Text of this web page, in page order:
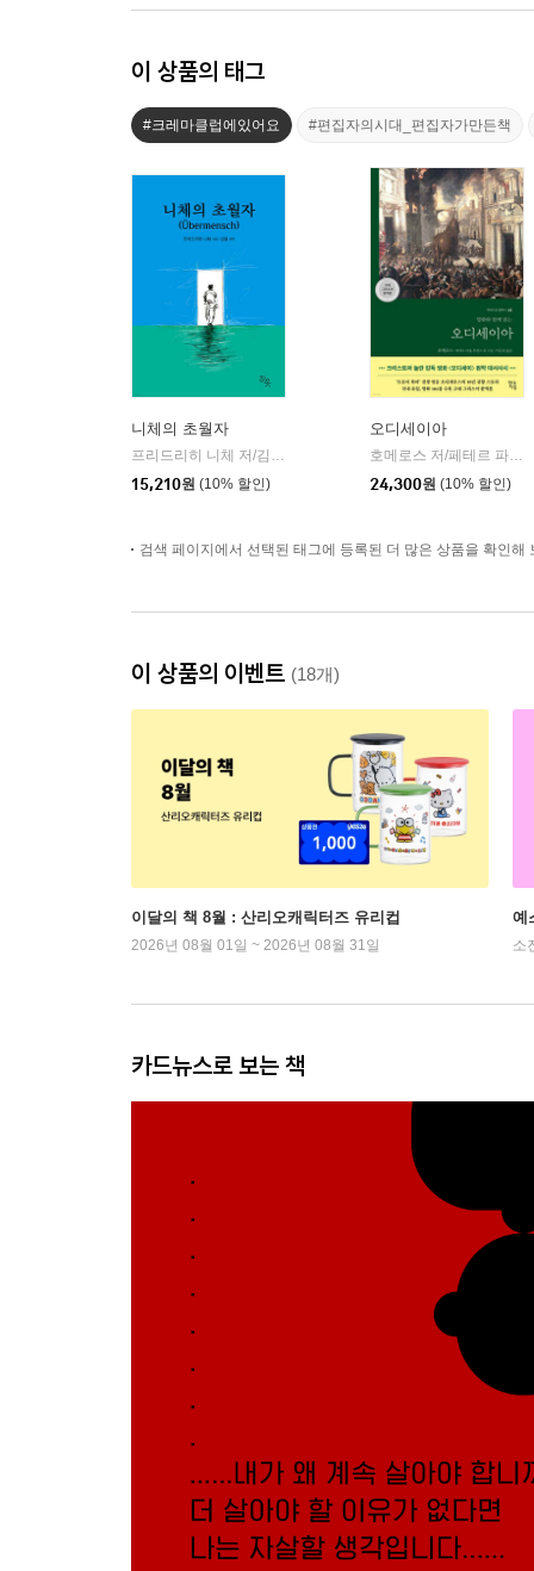
이 상품의 태그
#크레마클럽에있어요 #편집자의시대_편집자가만든책
니체의 초월자
프리드리히 니체 저/김철 편역
15,210원 (10% 할인)
오디세이아
호메로스 저/페테르 파울 루벤스 그림/박문재 역
24,300원 (10% 할인)
검색 페이지에서 선택된 태그에 등록된 더 많은 상품을 확인해
이 상품의 이벤트 (18개)
이달의 책 8월 : 산리오캐릭터즈 유리컵
2026년 08월 01일 ~ 2026년 08월 31일
예
소
카드뉴스로 보는 책